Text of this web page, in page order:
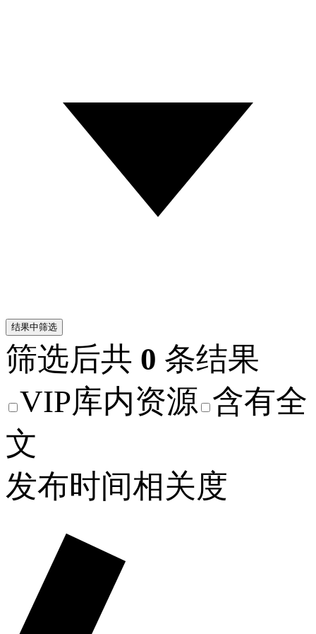
结果中筛选
筛选后共 0 条结果
VIP库内资源 含有全
文
发布时间相关度